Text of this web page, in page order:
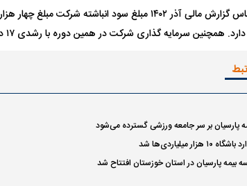
گذاری شرکت در همین دوره با رشدی ۱۷ درصدی به ۳۴ هزار و ۷۷۶ میلیارد ریال رسید.
پارسیان بر سر جامعه ورزشی گسترده می‌شود
میلیاردی‌ها شد
پارسیان در استان خوزستان افتتاح شد